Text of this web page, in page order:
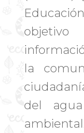
la
del